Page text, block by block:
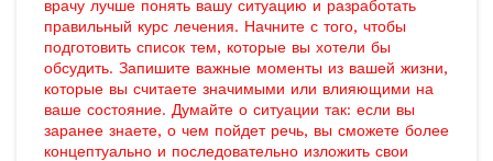
врачу лучше понять вашу ситуацию и разработать
правильный курс лечения. Начните с того, чтобы
подготовить список тем, которые вы хотели бы
обсудить. Запишите важные моменты из вашей жизни,
которые вы считаете значимыми или влияющими на
ваше состояние. Думайте о ситуации так: если вы
заранее знаете, о чем пойдет речь, вы сможете более
концептуально и последовательно изложить свои